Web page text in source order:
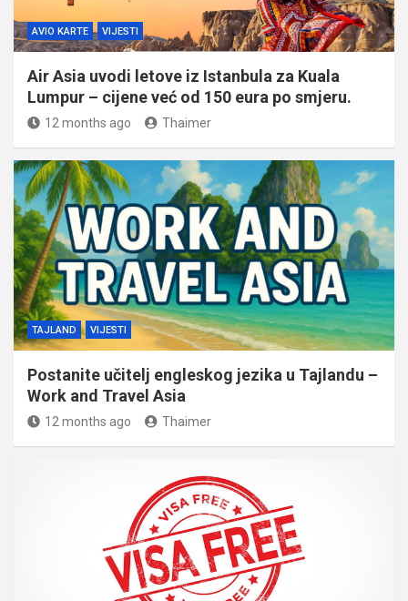
AVIO KARTE VIJESTI
Air Asia uvodi letove iz Istanbula za Kuala
Lumpur – cijene već od 150 eura po smjeru.
12 months ago Thaimer
TAJLAND VIJESTI
Postanite učitelj engleskog jezika u Tajlandu –
Work and Travel Asia
12 months ago Thaimer